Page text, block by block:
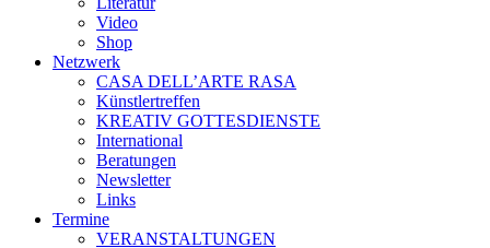
Video
Shop
Netzwerk
CASA DELL’ARTE RASA
Künstlertreffen
KREATIV GOTTESDIENSTE
International
Beratungen
Newsletter
Links
Termine
VERANSTALTUNGEN